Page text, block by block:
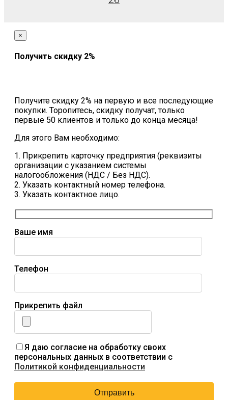
×
Получить скидку 2%
Получите скидку 2% на первую и все последующие
покупки. Торопитесь, скидку получат, только
первые 50 клиентов и только до конца месяца!
Для этого Вам необходимо:
1. Прикрепить карточку предприятия (реквизиты
организации с указанием системы
налогообложения (НДС / Без НДС).
2. Указать контактный номер телефона.
3. Указать контактное лицо.
Ваше имя
Телефон
Прикрепить файл
Я даю согласие на обработку своих
персональных данных в соответствии с
Политикой конфиденциальности